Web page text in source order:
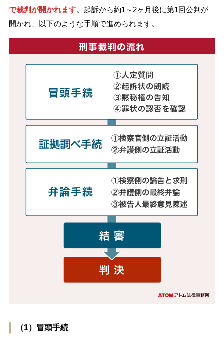
で裁判が開かれます。起訴から約1～2ヶ月後に第1回公判が
開かれ、以下のような手順で進められます。
（1）冒頭手続